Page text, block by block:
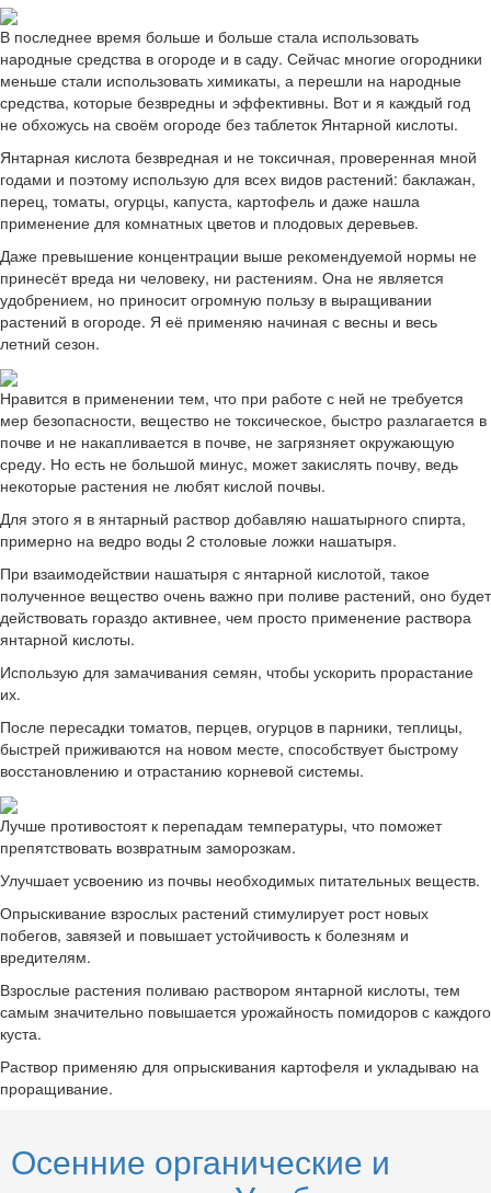
В последнее время больше и больше стала использовать
народные средства в огороде и в саду. Сейчас многие огородники
меньше стали использовать химикаты, а перешли на народные
средства, которые безвредны и эффективны. Вот и я каждый год
не обхожусь на своём огороде без таблеток Янтарной кислоты.
Янтарная кислота безвредная и не токсичная, проверенная мной
годами и поэтому использую для всех видов растений: баклажан,
перец, томаты, огурцы, капуста, картофель и даже нашла
применение для комнатных цветов и плодовых деревьев.
Даже превышение концентрации выше рекомендуемой нормы не
принесёт вреда ни человеку, ни растениям. Она не является
удобрением, но приносит огромную пользу в выращивании
растений в огороде. Я её применяю начиная с весны и весь
летний сезон.
Нравится в применении тем, что при работе с ней не требуется
мер безопасности, вещество не токсическое, быстро разлагается в
почве и не накапливается в почве, не загрязняет окружающую
среду. Но есть не большой минус, может закислять почву, ведь
некоторые растения не любят кислой почвы.
Для этого я в янтарный раствор добавляю нашатырного спирта,
примерно на ведро воды 2 столовые ложки нашатыря.
При взаимодействии нашатыря с янтарной кислотой, такое
полученное вещество очень важно при поливе растений, оно будет
действовать гораздо активнее, чем просто применение раствора
янтарной кислоты.
Использую для замачивания семян, чтобы ускорить прорастание
их.
После пересадки томатов, перцев, огурцов в парники, теплицы,
быстрей приживаются на новом месте, способствует быстрому
восстановлению и отрастанию корневой системы.
Лучше противостоят к перепадам температуры, что поможет
препятствовать возвратным заморозкам.
Улучшает усвоению из почвы необходимых питательных веществ.
Опрыскивание взрослых растений стимулирует рост новых
побегов, завязей и повышает устойчивость к болезням и
вредителям.
Взрослые растения поливаю раствором янтарной кислоты, тем
самым значительно повышается урожайность помидоров с каждого
куста.
Раствор применяю для опрыскивания картофеля и укладываю на
проращивание.
Осенние органические и